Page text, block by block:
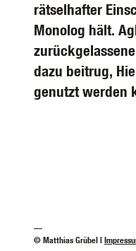
rätselhafter
Monolog hält.
dazu beitrug,
genutzt werden
—
© Matthias Grübel |